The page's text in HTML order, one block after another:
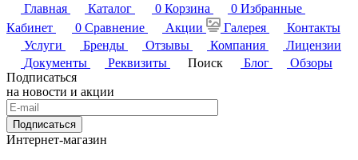
Главная
Каталог 0 Корзина 0 Избранные
Кабинет
0 Сравнение Акции Галерея
Контакты
Услуги
Бренды Отзывы Компания
Лицензии
Документы
Реквизиты Поиск Блог
Обзоры
Подписаться
на новости и акции
Подписаться
Интернет-магазин